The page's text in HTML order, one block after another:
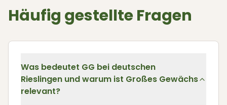
Häufig gestellte Fragen
Was bedeutet GG bei deutschen
Rieslingen und warum ist Großes Gewächs
relevant?